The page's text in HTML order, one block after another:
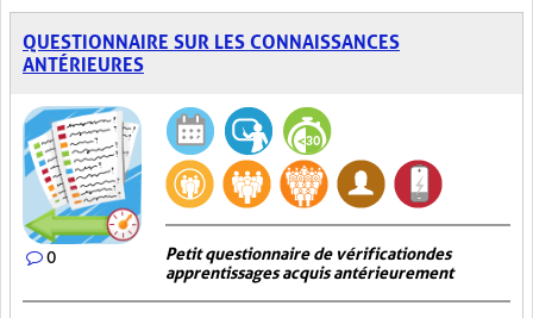
QUESTIONNAIRE SUR LES CONNAISSANCES
ANTÉRIEURES
0
Petit questionnaire de vérification des
apprentissages acquis antérieurement